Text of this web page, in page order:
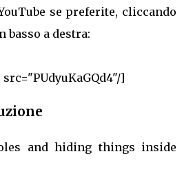
se preferite, cliccando
basso a destra:
src="PUdyuKaGQd4"/]
and hiding things inside